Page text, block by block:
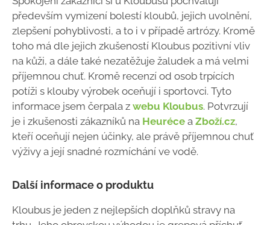
především vymizení bolestí kloubů, jejich uvolnění,
zlepšení pohyblivosti, a to i v případě artrózy. Kromě
toho má dle jejich zkušeností Kloubus pozitivní vliv
na kůži, a dále také nezatěžuje žaludek a má velmi
příjemnou chuť. Kromě recenzí od osob trpících
potíži s klouby výrobek oceňují i sportovci. Tyto
informace jsem čerpala z webu Kloubus. Potvrzují
je i zkušenosti zákazníků na Heuréce a Zboží.cz,
kteří oceňují nejen účinky, ale právě příjemnou chuť
výživy a její snadné rozmíchání ve vodě.
Další informace o produktu
Kloubus je jeden z nejlepších doplňků stravy na